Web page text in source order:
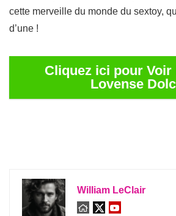
cette merveille du monde du sextoy,
d’une !
Cliquez ici pour Voir
Lovense
William LeClair